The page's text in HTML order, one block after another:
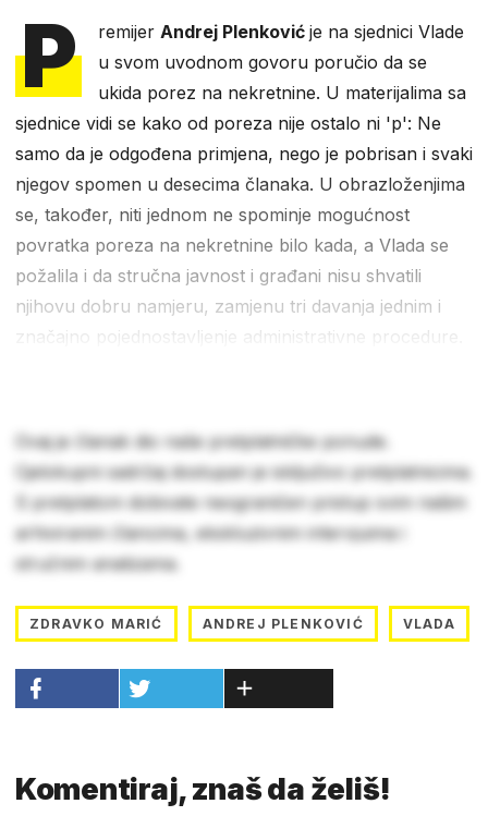
P remijer Andrej Plenkovićje na sjednici Vlade
u svom uvodnom govoru poručio da se
ukida porez na nekretnine. U materijalima sa
sjednice vidi se kako od poreza nije ostalo ni 'p': Ne
samo da je odgođena primjena, nego je pobrisan i svaki
njegov spomen u desecima članaka. U obrazloženjima
se, također, niti jednom ne spominje mogućnost
povratka poreza na nekretnine bilo kada, a Vlada se
požalila i da stručna javnost i građani nisu shvatili
njihovu dobru namjeru, zamjenu tri davanja jednim i
značajno pojednostavljenje administrativne procedure.
Ovaj je članak dio naše pretplatničke ponude.
Cjelokupni sadržaj dostupan je isključivo pretplatnicima.
S pretplatom dobivate neograničen pristup svim našim
arhiviranim člancima, ekskluzivnim intervjuima i
stručnim analizama.
ZDRAVKO MARIĆ ANDREJ PLENKOVIĆ VLADA
Komentiraj, znaš da želiš!